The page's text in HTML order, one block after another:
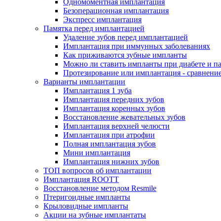
Одномоментная имплантация
Безоперационная имплантация
Экспресс имплантация
Памятка перед имплантацией
Удаление зубов перед имплантацией
Имплантация при иммунных заболеваниях
Как приживаются зубные импланты
Можно ли ставить импланты при диабете и
Протезирование или имплантация -
Варианты имплантации
Имплантация 1 зуба
Имплантация передних зубов
Имплантация коренных зубов
Восстановление жевательных зубов
Имплантация верхней челюсти
Имплантация при атрофии
Полная имплантация зубов
Мини имплантация
Имплантация нижних зубов
ТОП вопросов об имплантации
Имплантация ROOTT
Восстановление методом Resmile
Птеригоидные импланты
Крыловидные импланты
Акции на зубные имплантаты